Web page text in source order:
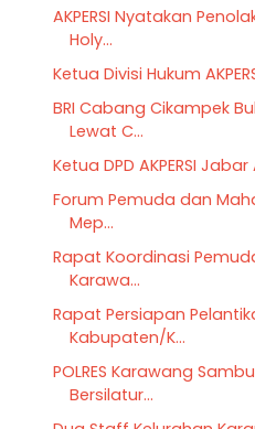
AKPERSI Nyatakan
Holy...
Ketua Divisi Hukum
BRI Cabang Cikampek
Lewat C...
Ketua DPD AKPERSI
Forum Pemuda dan
Mep...
Rapat Koordinasi
Karawa...
Rapat Persiapan
Kabupaten/K...
POLRES Karawang
Bersilatur...